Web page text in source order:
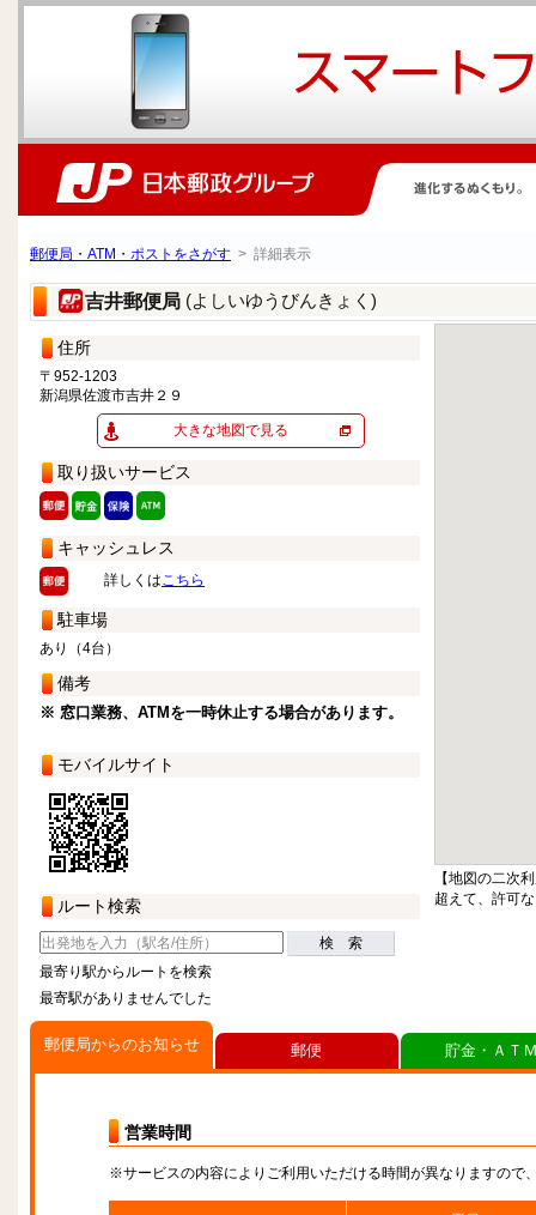
郵便局・ATM・ポストをさがす > 詳細表示
吉井郵便局 (よしいゆうびんきょく)
住所
〒952-1203
新潟県佐渡市吉井２９
大きな地図で見る
取り扱いサービス
キャッシュレス
詳しくはこちら
駐車場
あり（4台）
備考
※ 窓口業務、ATMを一時休止する場合があります。
モバイルサイト
ルート検索
検 索
最寄り駅からルートを検索
最寄駅がありませんでした
【地図の二次
超えて、許可
郵便局からのお知らせ
営業時間
※サービスの内容によりご利用いただける時間が異なりますので
郵便 貯金・ＡＴ